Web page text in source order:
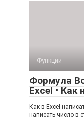
Функции
Формула
Excel • Как
Как в Excel
написать число в